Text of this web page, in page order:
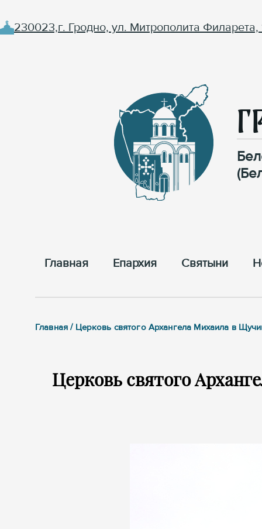
230023,г. Гродно, ул. Митрополита Филарета,
Главная Епархия Cвятыни
Главная / Церковь святого Архангела Михаила в
Церковь святого